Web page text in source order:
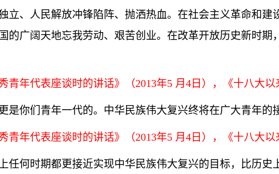
立、人民解放冲锋陷阵、抛洒热血。在社会主义革命和
的广阔天地忘我劳动、艰苦创业。在改革开放历史新时
年代表座谈时的讲话》（2013年5 月4日），《十八大
是你们青年一代的。中华民族伟大复兴终将在广大青年的
年代表座谈时的讲话》（2013年5 月4日），《十八大
任何时期都更接近实现中华民族伟大复兴的目标，比历